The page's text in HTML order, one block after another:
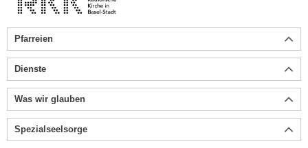
Pfarreien
Dienste
Was wir glauben
Spezialseelsorge